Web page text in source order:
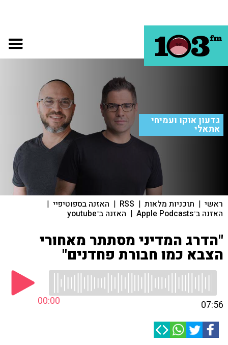
גדעון אוקו ועמיחי
אתאלי
ראשי | תוכניות מלאות |
RSS
| האזנה בספוטיפיי |
האזנה ב־Apple Podcasts | האזנה ב־youtube
"הדרג המדיני מסתתר מאחורי
הצבא כמו חבורת פחדנים"
00:00 07:56